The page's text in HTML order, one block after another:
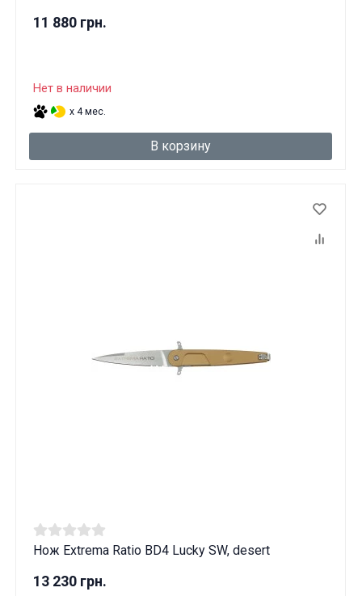
11 880 грн.
Нет в наличии
x 4 мес.
В корзину
Нож Extrema Ratio BD4 Lucky SW, desert
13 230 грн.